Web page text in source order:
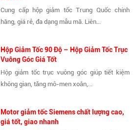
Cung cấp hộp giảm tốc Trung Quốc chính
hãng, giá rẻ, đa dạng mẫu mã. Liên...
Hộp Giảm Tốc 90 Độ – Hộp Giảm Tốc Trục
Vuông Góc Giá Tốt
Hộp giảm tốc trục vuông góc giúp tiết kiệm
không gian, tăng mô-men xoắn,...
Motor giảm tốc Siemens chất lượng cao,
giá tốt, giao nhanh